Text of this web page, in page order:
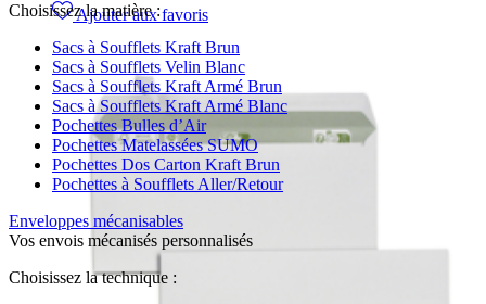
Choisissez la matière :
Sacs à Soufflets Kraft Brun
Sacs à Soufflets Velin Blanc
Sacs à Soufflets Kraft Armé Brun
Sacs à Soufflets Kraft Armé Blanc
Pochettes Bulles d’Air
Pochettes Matelassées SUMO
Pochettes Dos Carton Kraft Brun
Pochettes à Soufflets Aller/Retour
Enveloppes mécanisables
Vos envois mécanisés personnalisés
Choisissez la technique :
Ajouter aux favoris